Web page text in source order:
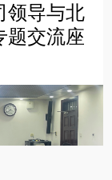
领导与北
题交流座